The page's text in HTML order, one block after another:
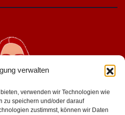
verwalten
verwenden wir Technologien wie
zu speichern und/oder darauf
zustimmst, können wir Daten